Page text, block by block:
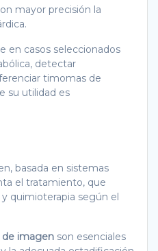
mayor precisión la
en casos seleccionados
detectar
timomas de
su utilidad es
basada en sistemas
el tratamiento, que
quimioterapia según el
de imagen son esenciales